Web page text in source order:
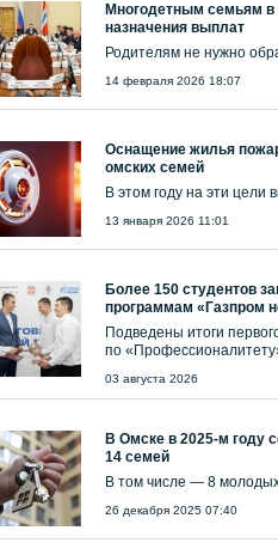
Многодетным семьям в
назначения выплат
Родителям не нужно
14 февраля 2026 18:07
Оснащение жилья
омских семей
В этом году на эти цели
13 января 2026 11:01
Более 150 студентов
программам «Газпром
Подведены итоги
по
03 августа 2026
В Омске в 2025-м году
14 семей
В том числе — 8
26 декабря 2025 07:40